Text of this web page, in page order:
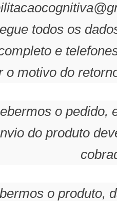
todos os
e
o motivo do
o pedido,
do produto
o produto,